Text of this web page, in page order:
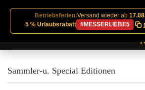
Betriebsferien:Versand wieder ab
5 % Urlaubsrabatt
#MESSERLIEBE5
Sammler-u. Special Editionen